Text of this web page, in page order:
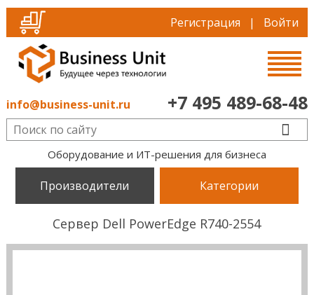
Регистрация | Войти
info@business-unit.ru +7 495 489-68-48
Оборудование и ИТ-решения для бизнеса
Производители Категории
Сервер Dell PowerEdge R740-2554